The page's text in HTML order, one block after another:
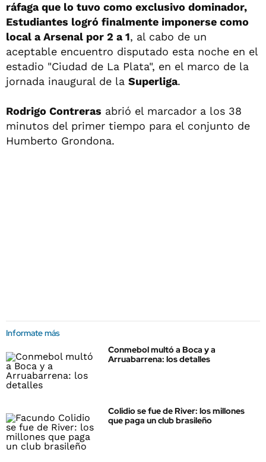
ráfaga que lo tuvo como exclusivo dominador,
Estudiantes logró finalmente imponerse como
local a Arsenal por 2 a 1, al cabo de un
aceptable encuentro disputado esta noche en el
estadio "Ciudad de La Plata", en el marco de la
jornada inaugural de la Superliga.
Rodrigo Contreras abrió el marcador a los 38
minutos del primer tiempo para el conjunto de
Humberto Grondona.
Informate más
Conmebol multó a Boca y a
Arruabarrena: los detalles
Colidio se fue de River: los millones
que paga un club brasileño